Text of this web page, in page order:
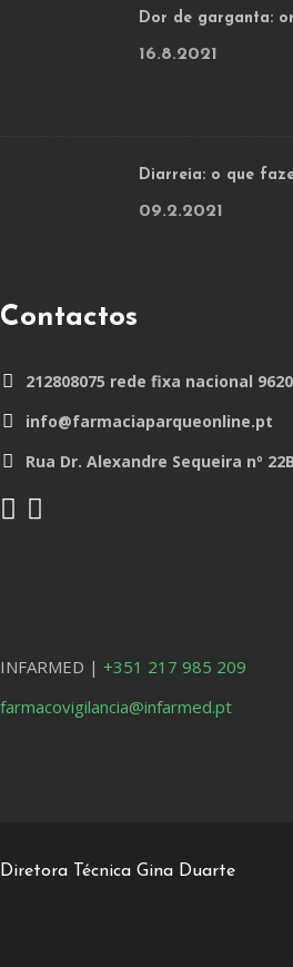
Dor de garganta:
16.8.2021
Diarreia: o que
09.2.2021
Contactos
212808075 rede fixa nacional
info@farmaciaparqueonline.pt
Rua Dr. Alexandre Sequeira nº
INFARMED | +351 217 985 209
farmacovigilancia@infarmed.pt
Diretora Técnica Gina Duarte